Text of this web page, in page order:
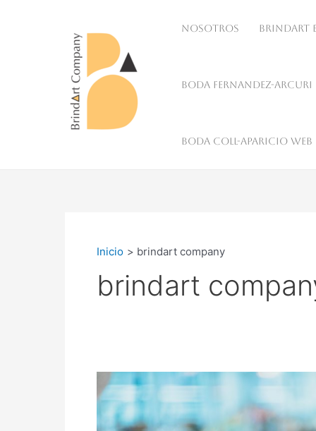
Nosotros BrindArt
Boda Fernandez-Arcuri
Boda Coll-Aparicio Web
Inicio brindart company
brindart
Cómo
Elegir